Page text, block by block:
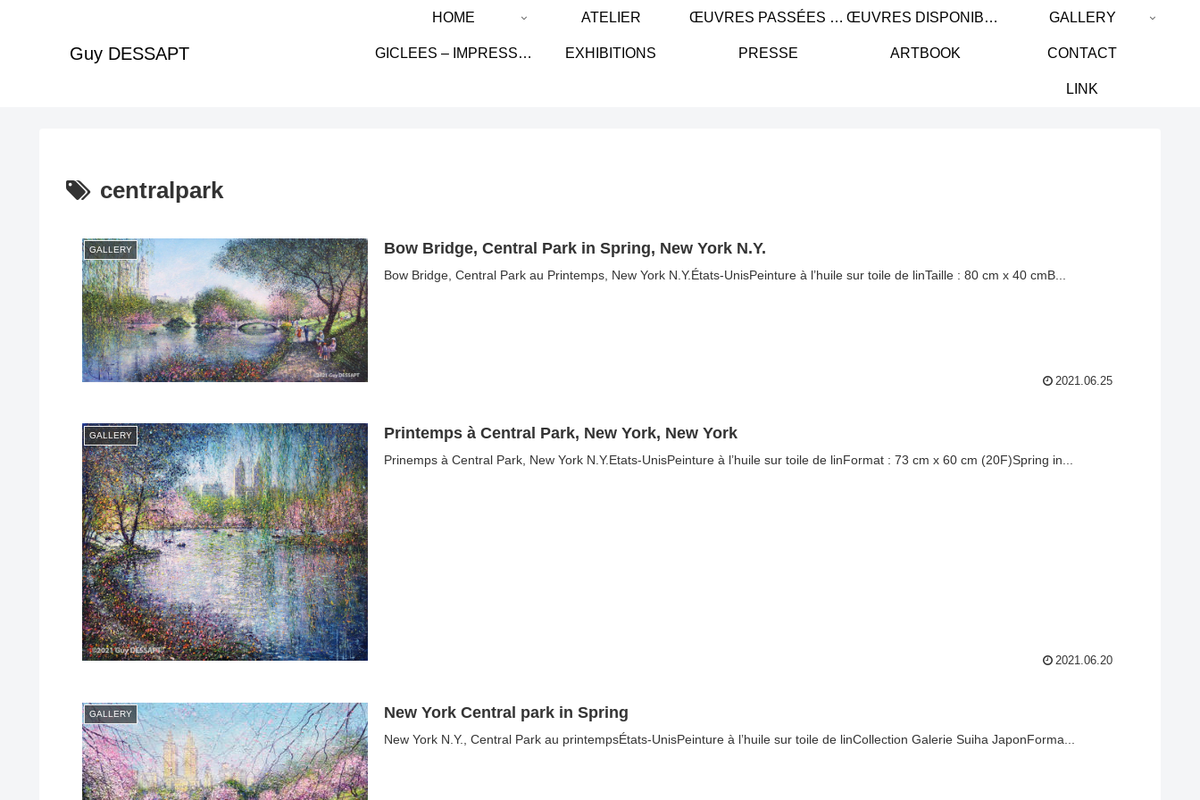
Guy DESSAPT
HOME ATELIER ŒUVRES PASSÉES / PAST WORK ŒUVRES DISPONIBLES / AVAILABLE WORKS GALLERY
GICLEES – IMPRESSION SUR TOILE DE LIN/ IMPRESSION ON LINEN CANVAS EXHIBITIONS PRESSE ARTBOOK CONTACT
LINK
centralpark
GALLERY Bow Bridge, Central Park in Spring, New York N.Y.
Bow Bridge, Central Park au Printemps, New York N.Y.États-UnisPeinture à l’huile sur toile de linTaille : 80 cm x 40 cmB...
2021.06.25
GALLERY Printemps à Central Park, New York, New York
Prinemps à Central Park, New York N.Y.Etats-UnisPeinture à l’huile sur toile de linFormat : 73 cm x 60 cm (20F)Spring in...
2021.06.20
GALLERY New York Central park in Spring
New York N.Y., Central Park au printempsÉtats-UnisPeinture à l’huile sur toile de linCollection Galerie Suiha JaponForma...